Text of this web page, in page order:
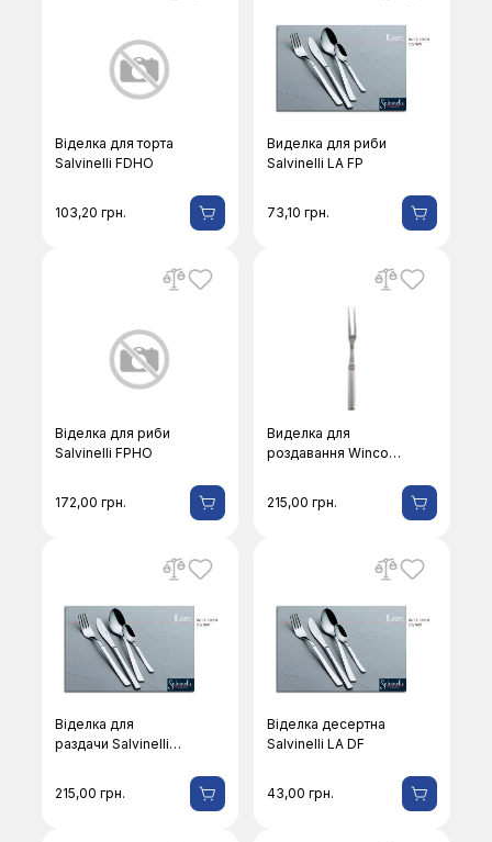
Віделка для торта
Salvinelli FDHO
103,20грн.
Виделка для риби
Salvinelli LA FР
73,10грн.
Віделка для риби
Salvinelli FPHO
172,00грн.
Виделка для
роздавання Winco
215,00грн.
Віделка для
раздачи Salvinelli
215,00грн.
Віделка десертна
Salvinelli LA DF
43,00грн.